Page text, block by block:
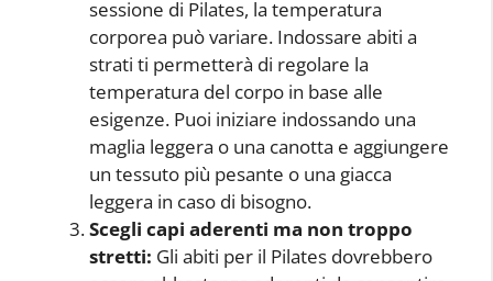
sessione di Pilates, la temperatura
corporea può variare. Indossare abiti a
strati ti permetterà di regolare la
temperatura del corpo in base alle
esigenze. Puoi iniziare indossando una
maglia leggera o una canotta e aggiungere
un tessuto più pesante o una giacca
leggera in caso di bisogno.
Scegli capi aderenti ma non troppo
stretti: Gli abiti per il Pilates dovrebbero